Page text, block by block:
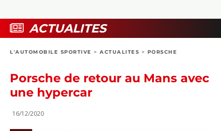
BOUTIQUE
ACTUALITES
L'AUTOMOBILE SPORTIVE > ACTUALITES > PORSCHE
Porsche de retour au Mans avec
une hypercar
16/12/2020